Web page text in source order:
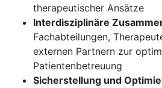
therapeutischer Ansätze
Interdisziplinäre
Fachabteilungen,
externen Partnern zur
Patientenbetreuung
Sicherstellung und